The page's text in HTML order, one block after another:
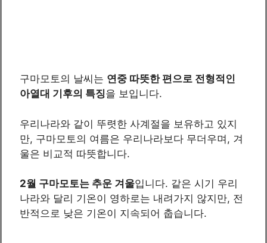
구마모토의 날씨는 연중 따뜻한 편으로 전형적인
아열대 기후의 특징을 보입니다.
우리나라와 같이 뚜렷한 사계절을 보유하고 있지
만, 구마모토의 여름은 우리나라보다 무더우며, 겨
울은 비교적 따뜻합니다.
2월 구마모토는 추운 겨울입니다. 같은 시기 우리
나라와 달리 기온이 영하로는 내려가지 않지만, 전
반적으로 낮은 기온이 지속되어 춥습니다.